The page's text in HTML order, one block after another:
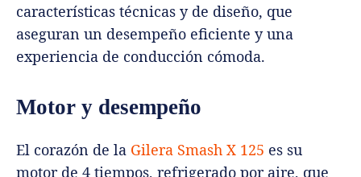
características técnicas y de diseño, que
aseguran un desempeño eficiente y una
experiencia de conducción cómoda.
Motor y desempeño
El corazón de la Gilera Smash X 125 es su
motor de 4 tiempos, refrigerado por aire, que